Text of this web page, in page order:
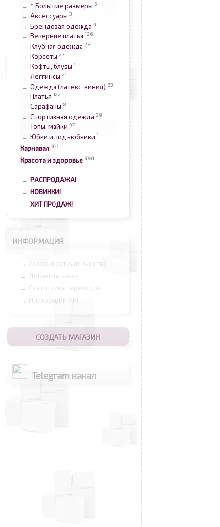
→ * Большие размеры 5
→ Аксессуары 3
→ Брендовая одежда 4
→ Вечерние платья 126
→ Клубная одежда 28
→ Корсеты 27
→ Кофты, блузы 4
→ Леггинсы 24
→ Одежда (латекс, винил) 63
→ Платья 122
→ Сарафаны 8
→ Спортивная одежда 29
→ Топы, майки 47
→ Юбки и подъюбники 1
Карнавал 101
Красота и здоровье 590
→ РАСПРОДАЖА!
→ НОВИНКИ!
→ ХИТ ПРОДАЖ!
ИНФОРМАЦИЯ
→ Условия сотрудничества
→ Добавить заказ
→ Статистика переходов
→ Инструкции API
СОЗДАТЬ МАГАЗИН
Telegram канал